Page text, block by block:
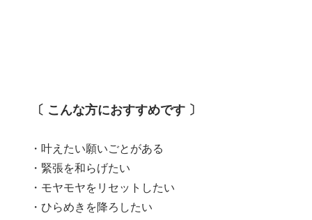
〔 こんな方におすすめです 〕
・叶えたい願いごとがある
・緊張を和らげたい
・モヤモヤをリセットしたい
・ひらめきを降ろしたい